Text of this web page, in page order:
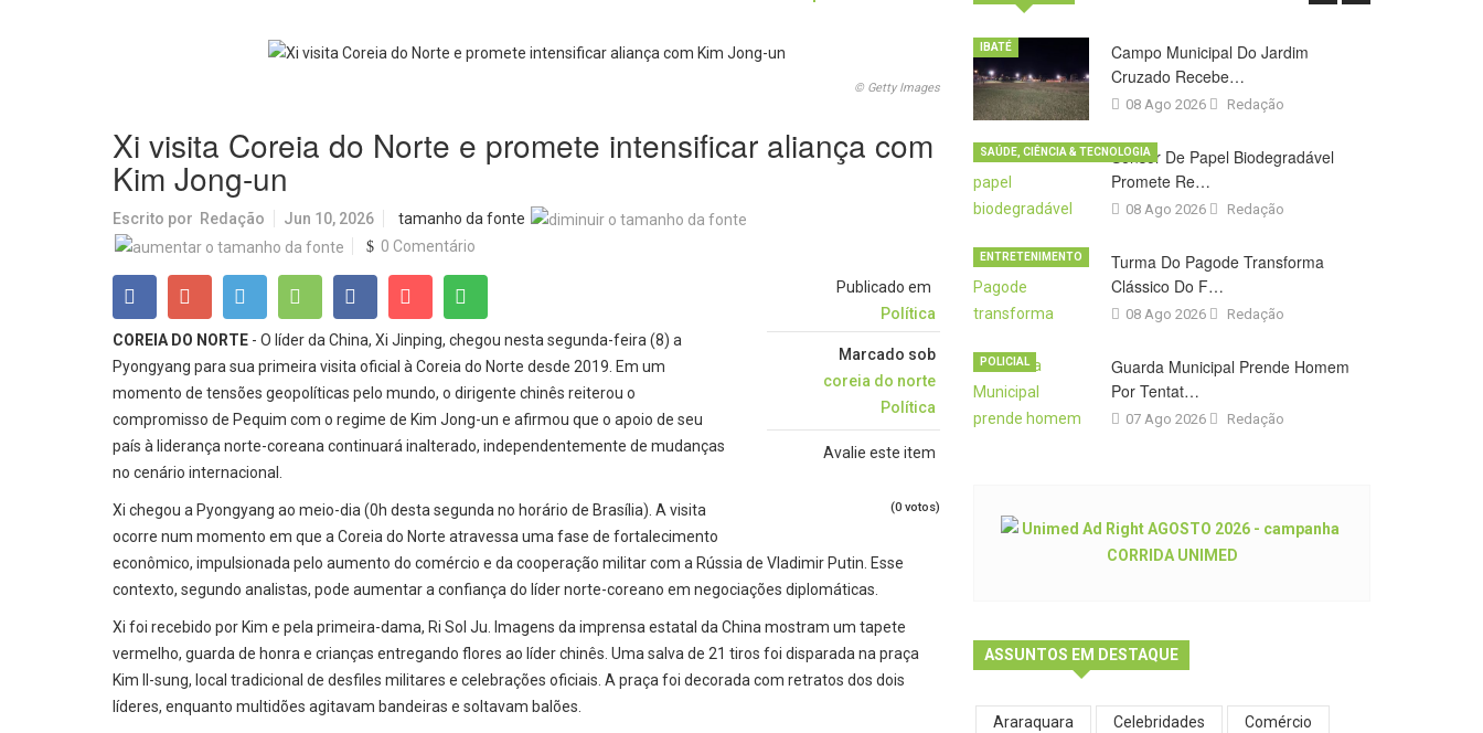
© Getty Images
Xi visita Coreia do Norte e promete intensificar aliança com
Kim Jong-un
Escrito por Redação Jun 10, 2026
tamanho da fonte
0 Comentário
Publicado em
Política
Marcado sob
coreia do norte
Política
Avalie este item
(0 votos)
COREIA DO NORTE - O líder da China, Xi Jinping, chegou nesta segunda-feira (8) a
Pyongyang para sua primeira visita oficial à Coreia do Norte desde 2019. Em um
momento de tensões geopolíticas pelo mundo, o dirigente chinês reiterou o
compromisso de Pequim com o regime de Kim Jong-un e afirmou que o apoio de seu
país à liderança norte-coreana continuará inalterado, independentemente de mudanças
no cenário internacional.
Xi chegou a Pyongyang ao meio-dia (0h desta segunda no horário de Brasília). A visita
ocorre num momento em que a Coreia do Norte atravessa uma fase de fortalecimento
econômico, impulsionada pelo aumento do comércio e da cooperação militar com a Rússia de Vladimir Putin. Esse
contexto, segundo analistas, pode aumentar a confiança do líder norte-coreano em negociações diplomáticas.
Xi foi recebido por Kim e pela primeira-dama, Ri Sol Ju. Imagens da imprensa estatal da China mostram um tapete
vermelho, guarda de honra e crianças entregando flores ao líder chinês. Uma salva de 21 tiros foi disparada na praça
Kim Il-sung, local tradicional de desfiles militares e celebrações oficiais. A praça foi decorada com retratos dos dois
líderes, enquanto multidões agitavam bandeiras e soltavam balões.
Campo Municipal Do Jardim
Cruzado Recebe…
08 Ago 2026
IBATÉ
Redação
Sensor De Papel Biodegradável
Promete Re…
08 Ago 2026
SAÚDE, CIÊNCIA & TECNOLOGIA
Redação
Turma Do Pagode Transforma
Clássico Do F…
08 Ago 2026
ENTRETENIMENTO
Redação
Guarda Municipal Prende Homem
Por Tentat…
07 Ago 2026
POLICIAL
Redação
ASSUNTOS EM DESTAQUE
Araraquara Celebridades Comércio